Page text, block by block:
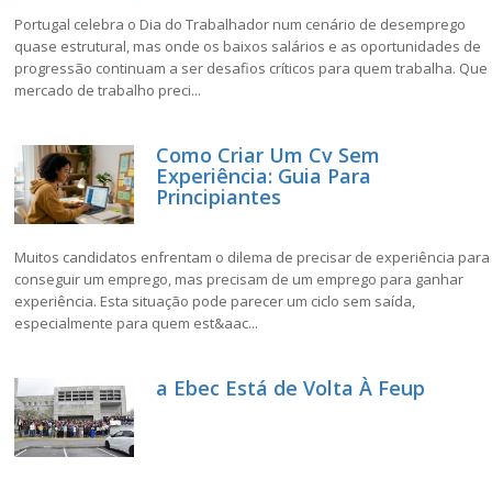
Portugal celebra o Dia do Trabalhador num cenário de desemprego
quase estrutural, mas onde os baixos salários e as oportunidades de
progressão continuam a ser desafios críticos para quem trabalha. Que
mercado de trabalho preci...
Como Criar Um Cv Sem
Experiência: Guia Para
Principiantes
Muitos candidatos enfrentam o dilema de precisar de experiência para
conseguir um emprego, mas precisam de um emprego para ganhar
experiência. Esta situação pode parecer um ciclo sem saída,
especialmente para quem est&aac...
a Ebec Está de Volta À Feup